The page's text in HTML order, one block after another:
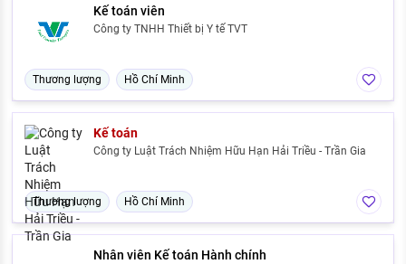
Kế toán viên
Công ty TNHH Thiết bị Y tế TVT
Thương lượng Hồ Chí Minh
Kế toán
Công ty Luật Trách Nhiệm Hữu Hạn Hải Triều - Trần Gia
Thương lượng Hồ Chí Minh
Nhân viên Kế toán Hành chính